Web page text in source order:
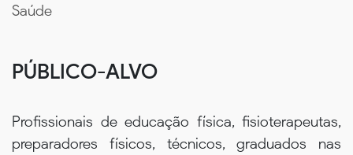
Saúde
PÚBLICO-ALVO
Profissionais de educação física, fisioterapeutas,
preparadores físicos, técnicos, graduados nas